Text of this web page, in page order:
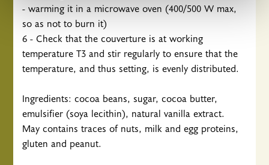
χρησιμοποιείτε τον ιστότοπό μας με συνεργάτες
κοινωνικών μέσων, διαφήμισης και αναλύσεων, οι
οποίοι ενδεχομένως να τις συνδυάσουν με άλλες
πληροφορίες που τους έχετε παραχωρήσει ή τις οποίες
έχουν συλλέξει σε σχέση με την από μέρους σας χρήση
των υπηρεσιών τους.
- warming it in a microwave oven (400/500 W max,
so as not to burn it)
6 - Check that the couverture is at working
temperature T3 and stir regularly to ensure that the
temperature, and thus setting, is evenly distributed.
Ingredients: cocoa beans, sugar, cocoa butter,
emulsifier (soya lecithin), natural vanilla extract.
May contains traces of nuts, milk and egg proteins,
gluten and peanut.